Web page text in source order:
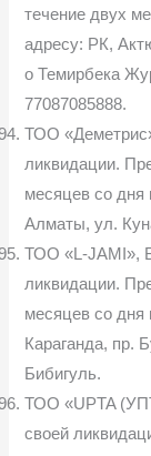
течение двух
адресу: РК,
о Темирбека
77087085888.
ТОО
ликвидации.
месяцев со дня
Алматы, ул.
ТОО «L-JAMI»,
ликвидации.
месяцев со дня
Караганда, пр.
Бибигуль.
ТОО «UPTA
своей